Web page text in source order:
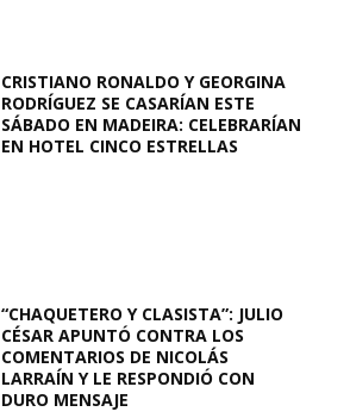
CRISTIANO RONALDO Y GEORGINA
RODRÍGUEZ SE CASARÍAN ESTE
SÁBADO EN MADEIRA: CELEBRARÍAN
EN HOTEL CINCO ESTRELLAS
“CHAQUETERO Y CLASISTA”: JULIO
CÉSAR APUNTÓ CONTRA LOS
COMENTARIOS DE NICOLÁS
LARRAÍN Y LE RESPONDIÓ CON
DURO MENSAJE